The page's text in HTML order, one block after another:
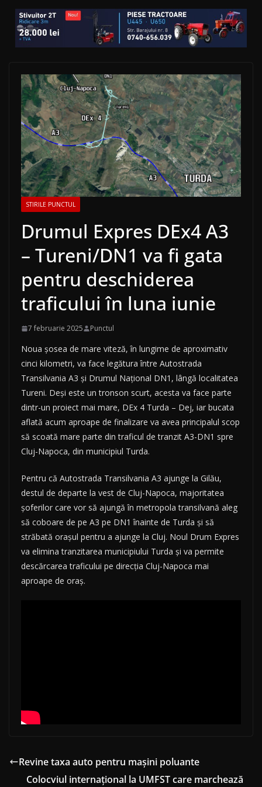
STIRILE PUNCTUL
Drumul Expres DEx4 A3
– Tureni/DN1 va fi gata
pentru deschiderea
traficului în luna iunie
7 februarie 2025 Punctul
Noua șosea de mare viteză, în lungime de aproximativ
cinci kilometri, va face legătura între Autostrada
Transilvania A3 și Drumul Național DN1, lângă localitatea
Tureni. Deși este un tronson scurt, acesta va face parte
dintr-un proiect mai mare, DEx 4 Turda – Dej, iar bucata
aflată acum aproape de finalizare va avea principalul scop
să scoată mare parte din traficul de tranzit A3-DN1 spre
Cluj-Napoca, din municipiul Turda.
Pentru că Autostrada Transilvania A3 ajunge la Gilău,
destul de departe la vest de Cluj-Napoca, majoritatea
șoferilor care vor să ajungă în metropola transilvană aleg
să coboare de pe A3 pe DN1 înainte de Turda și să
străbată orașul pentru a ajunge la Cluj. Noul Drum Expres
va elimina tranzitarea municipiului Turda și va permite
descărcarea traficului pe direcția Cluj-Napoca mai
aproape de oraș.
Revine taxa auto pentru mașini poluante
Colocviul internațional la UMFST care marchează